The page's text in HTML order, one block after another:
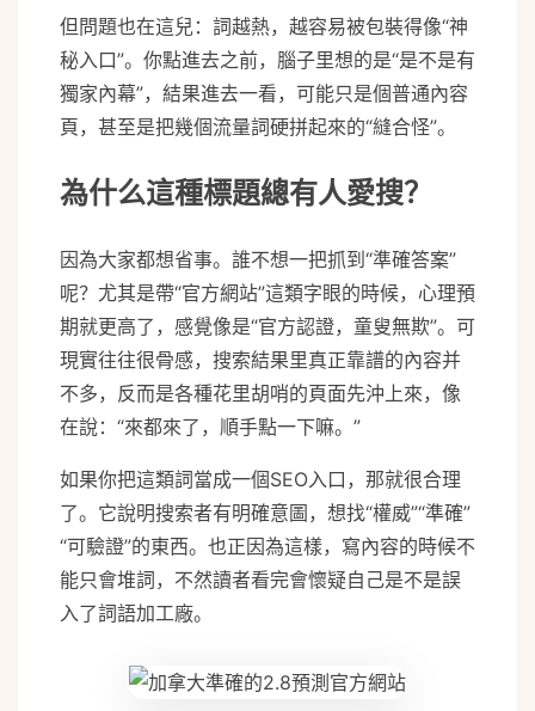
但問題也在這兒：詞越熱，越容易被包裝得像“神
秘入口”。你點進去之前，腦子里想的是“是不是有
獨家內幕”，結果進去一看，可能只是個普通內容
頁，甚至是把幾個流量詞硬拼起來的“縫合怪”。
為什么這種標題總有人愛搜？
因為大家都想省事。誰不想一把抓到“準確答案”
呢？尤其是帶“官方網站”這類字眼的時候，心理預
期就更高了，感覺像是“官方認證，童叟無欺”。可
現實往往很骨感，搜索結果里真正靠譜的內容并
不多，反而是各種花里胡哨的頁面先沖上來，像
在說：“來都來了，順手點一下嘛。”
如果你把這類詞當成一個SEO入口，那就很合理
了。它說明搜索者有明確意圖，想找“權威”“準確”
“可驗證”的東西。也正因為這樣，寫內容的時候不
能只會堆詞，不然讀者看完會懷疑自己是不是誤
入了詞語加工廠。